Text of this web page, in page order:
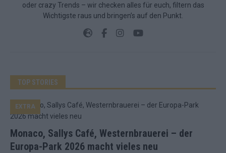
oder crazy Trends – wir checken alles für euch, filtern das
Wichtigste raus und bringen’s auf den Punkt.
TOP STORIES
Monaco, Sallys Café, Westernbrauerei – der
Europa-Park 2026 macht vieles neu
EXTRA